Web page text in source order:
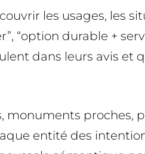
les usages, les
“option durable +
dans leurs avis et
monuments proches,
entité des